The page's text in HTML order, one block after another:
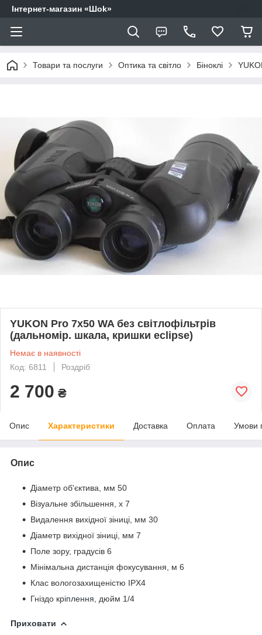
Інтернет-магазин «Шоk»
Товари та послуги Оптика та світло Біноклі
YUKON Pro 7х50 WA без світлофільтрів
(дальномір. шкала, кришки eclipse)
Немає в наявності
Код: 6811
Роздріб
2 700 ₴
Опис Характеристики Доставка Оплата Умови
Опис
Діаметр об'єктива, мм 50
Візуальне збільшення, х 7
Видалення вихідної зіниці, мм 30
Діаметр вихідної зіниці, мм 7
Поле зору, градусів 6
Мінімальна дистанція фокусування, м 6
Клас вологозахищеністю IPX4
Гніздо кріплення , дюйм 1/4
Приховати